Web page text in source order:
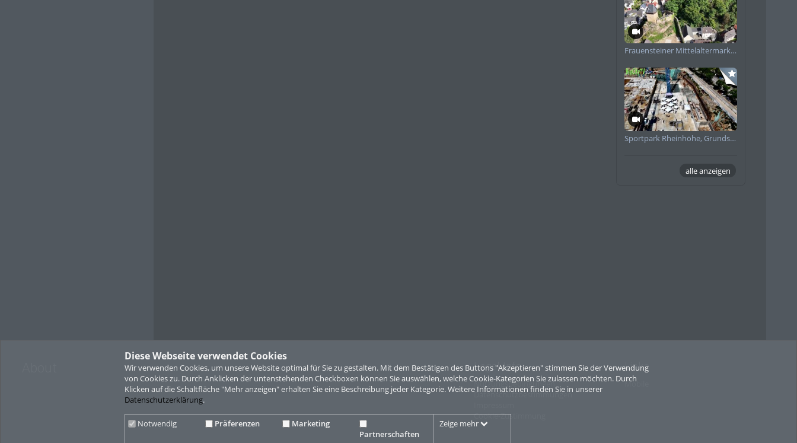
Diese Webseite verwendet Cookies
Wir verwenden Cookies, um unsere Website optimal für Sie zu gestalten. Mit dem Bestätigen des Buttons "Akzeptieren" stimmen Sie der Verwendung
von Cookies zu. Durch Anklicken der untenstehenden Checkboxen können Sie auswählen, welche Cookie-Kategorien Sie zulassen möchten. Durch
Klicken auf die Schaltfläche "Mehr anzeigen" erhalten Sie eine Beschreibung jeder Kategorie. Weitere Informationen finden Sie in unserer
Datenschutzerklärung.
Notwendig Präferenzen
Marketing
Partnerschaften
Zeige mehr
Frauensteiner Mittelaltermarkt Impressionen 2025
Sportpark Rheinhöhe, Grundsteinlegung
alle anzeigen
Legal Info
Nutzungsbedingungen
Datenschutzbestimmungen
Cookie-Zustimmung
Links
Mobile